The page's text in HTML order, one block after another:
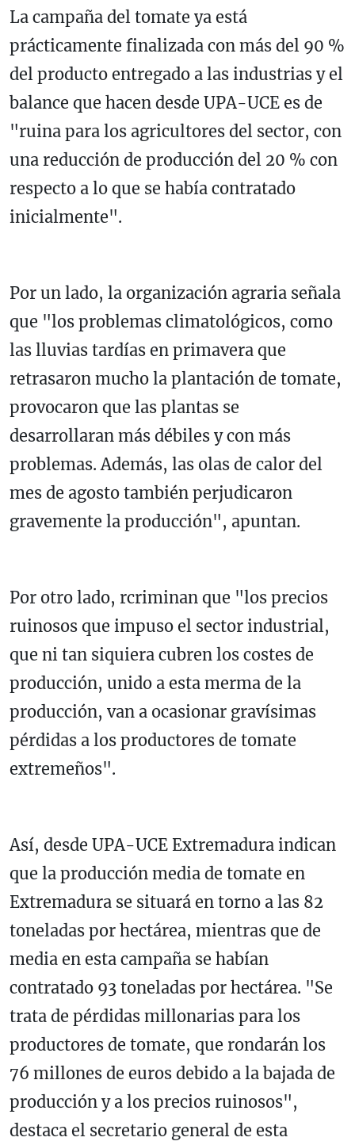
La campaña del tomate ya está
prácticamente finalizada con más del 90 %
del producto entregado a las industrias y el
balance que hacen desde UPA-UCE es de
"ruina para los agricultores del sector, con
una reducción de producción del 20 % con
respecto a lo que se había contratado
inicialmente".
Por un lado, la organización agraria señala
que "los problemas climatológicos, como
las lluvias tardías en primavera que
retrasaron mucho la plantación de tomate,
provocaron que las plantas se
desarrollaran más débiles y con más
problemas. Además, las olas de calor del
mes de agosto también perjudicaron
gravemente la producción", apuntan.
Por otro lado, rcriminan que "los precios
ruinosos que impuso el sector industrial,
que ni tan siquiera cubren los costes de
producción, unido a esta merma de la
producción, van a ocasionar gravísimas
pérdidas a los productores de tomate
extremeños".
Así, desde UPA-UCE Extremadura indican
que la producción media de tomate en
Extremadura se situará en torno a las 82
toneladas por hectárea, mientras que de
media en esta campaña se habían
contratado 93 toneladas por hectárea. "Se
trata de pérdidas millonarias para los
productores de tomate, que rondarán los
76 millones de euros debido a la bajada de
producción y a los precios ruinosos",
destaca el secretario general de esta